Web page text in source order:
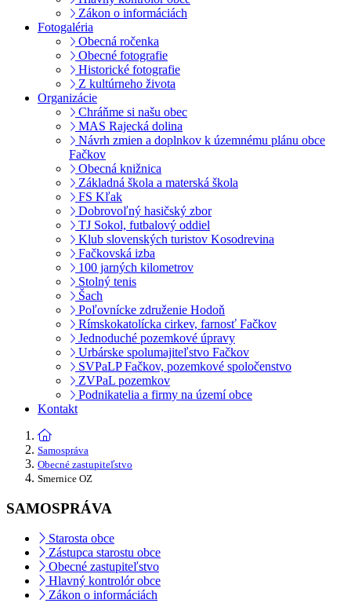
Zákon o informáciách
Fotogaléria
Obecná ročenka
Obecné fotografie
Historické fotografie
Z kultúrneho života
Organizácie
Chráňme si našu obec
MAS Rajecká dolina
Návrh zmien a doplnkov k územnému plánu obce
Fačkov
Obecná knižnica
Základná škola a materská škola
FS Kľak
Dobrovoľný hasičský zbor
TJ Sokol, futbalový oddiel
Klub slovenských turistov Kosodrevina
Fačkovská izba
100 jarných kilometrov
Stolný tenis
Šach
Poľovnícke združenie Hodoň
Rímskokatolícka cirkev, farnosť Fačkov
Jednoduché pozemkové úpravy
Urbárske spolumajiteľstvo Fačkov
SVPaLP Fačkov, pozemkové spoločenstvo
ZVPaL pozemkov
Podnikatelia a firmy na území obce
Kontakt
Samospráva
Obecné zastupiteľstvo
Smernice OZ
SAMOSPRÁVA
Starosta obce
Zástupca starostu obce
Obecné zastupiteľstvo
Hlavný kontrolór obce
Zákon o informáciách